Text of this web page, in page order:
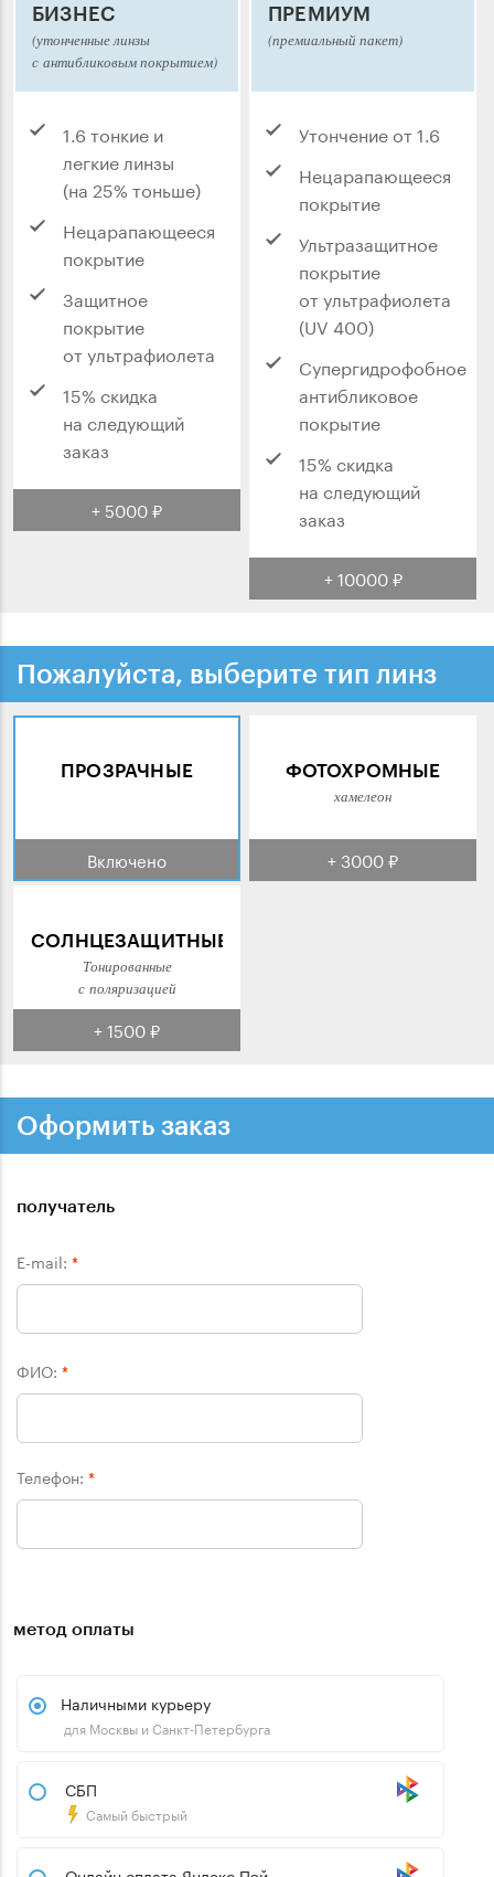
БИЗНЕС
(утонченные линзы
с антибликовым покрытием)
1.6 тонкие и
легкие линзы
(на 25% тоньше)
Нецарапающееся
покрытие
Защитное
покрытие
от ультрафиолета
15% скидка
на следующий
заказ
+ 5000 ₽
ПРЕМИУМ
(премиальный пакет)
Утончение от 1.6
Нецарапающееся
покрытие
Ультразащитное
покрытие
от ультрафиолета
(UV 400)
Супергидрофобное
антибликовое
покрытие
15% скидка
на следующий
заказ
+ 10000 ₽
Пожалуйста, выберите тип линз
ПРОЗРАЧНЫЕ
Включено
ФОТОХРОМНЫЕ
хамелеон
+ 3000 ₽
СОЛНЦЕЗАЩИТНЫЕ
Тонированные
с поляризацией
+ 1500 ₽
Оформить заказ
получатель
E-mail: *
ФИО: *
Телефон: *
метод оплаты
Наличными курьеру
для Москвы и Санкт-Петербурга
СБП
Самый быстрый